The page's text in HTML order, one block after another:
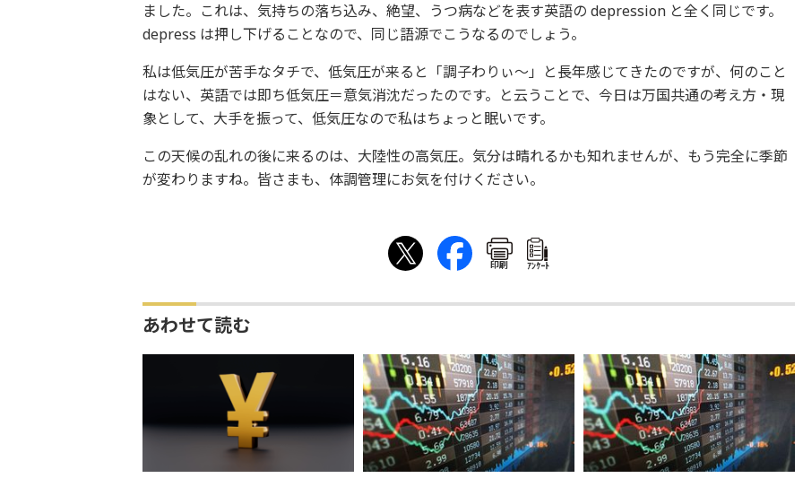
ました。これは、気持ちの落ち込み、絶望、うつ病などを表す英語の depression と全く同じです。
depress は押し下げることなので、同じ語源でこうなるのでしょう。
私は低気圧が苦手なタチで、低気圧が来ると「調子わりぃ～」と長年感じてきたのですが、何のこと
はない、英語では即ち低気圧＝意気消沈だったのです。と云うことで、今日は万国共通の考え方・現
象として、大手を振って、低気圧なので私はちょっと眠いです。
この天候の乱れの後に来るのは、大陸性の高気圧。気分は晴れるかも知れませんが、もう完全に季節
が変わりますね。皆さまも、体調管理にお気を付けください。
印刷 ｱﾝｹｰﾄ
あわせて読む